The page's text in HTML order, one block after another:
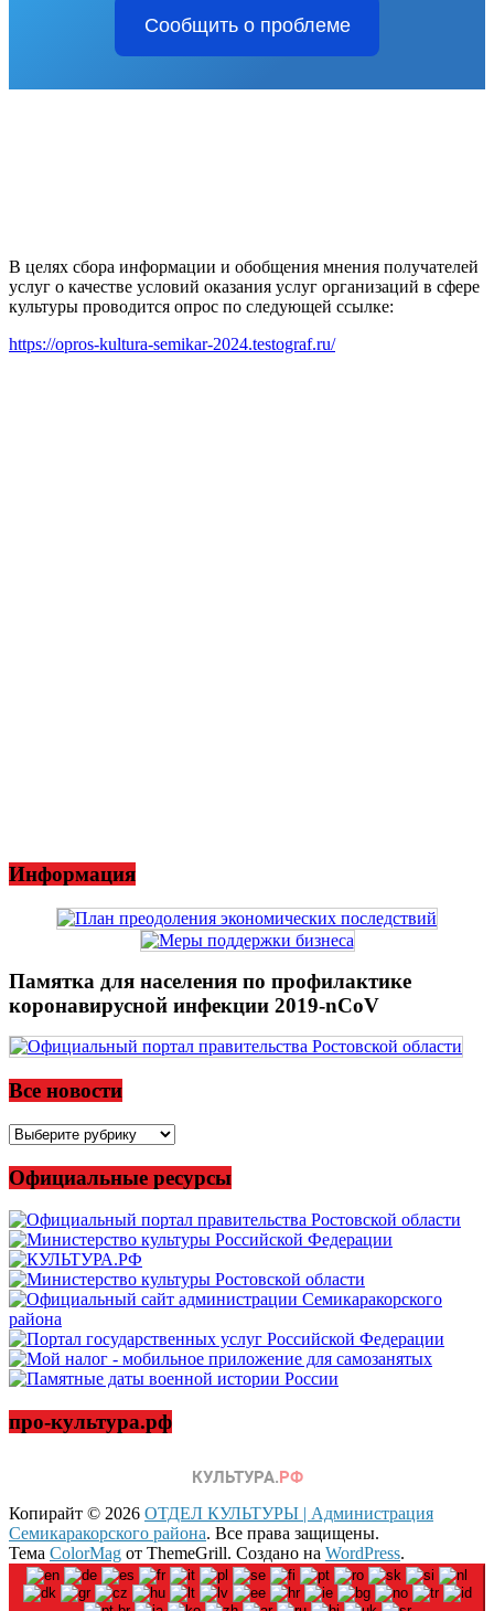
Сообщить о проблеме
В целях сбора информации и обобщения мнения получателей
услуг о качестве условий оказания услуг организаций в сфере
культуры проводится опрос по следующей ссылке:
https://opros-kultura-semikar-2024.testograf.ru/
Информация
Памятка для населения по профилактике
коронавирусной инфекции 2019-nCoV
Все новости
Все
Официальные ресурсы
про-культура.рф
Копирайт © 2026 ОТДЕЛ КУЛЬТУРЫ | Администрация
Семикаракорского района. Все права защищены.
Тема ColorMag от ThemeGrill. Создано на WordPress.